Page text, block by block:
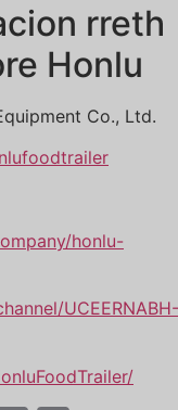
rreth
Honlu
Co., Ltd.
honlu-
UCEERNABH-